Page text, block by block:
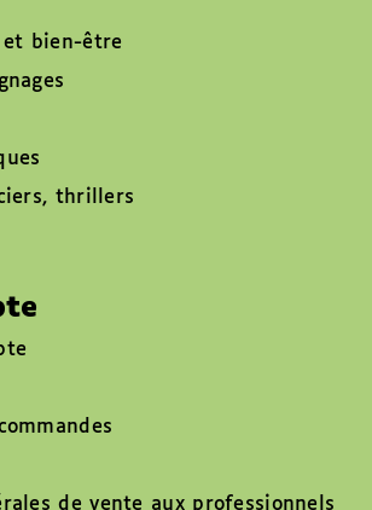
et bien-être
thrillers
de vente aux professionnels